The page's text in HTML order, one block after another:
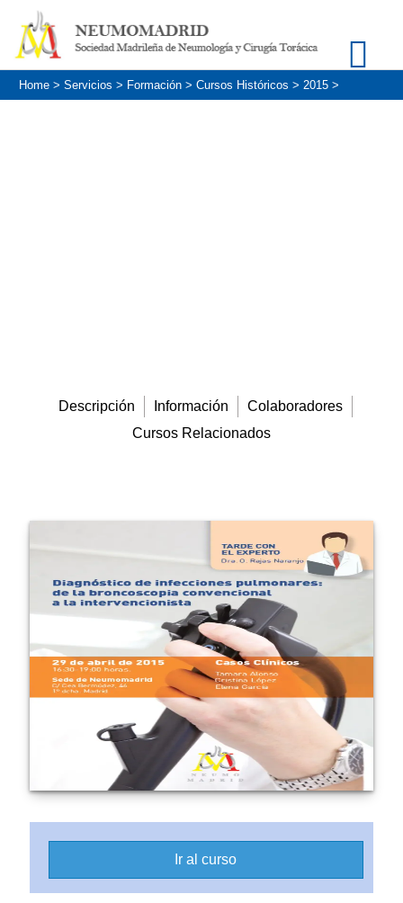
Home> Servicios > Formación> Cursos Históricos > 2015>
Descripción Información
Colaboradores
Cursos Relacionados
Ir al curso